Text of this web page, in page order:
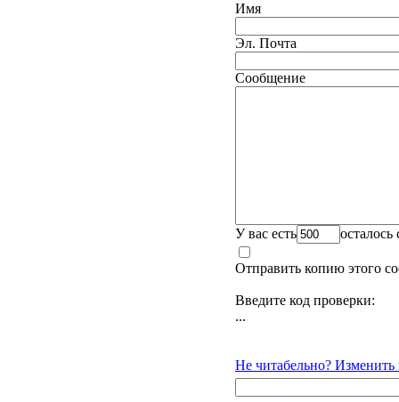
Имя
Эл. Почта
Сообщение
У вас есть
Отправить копию этого
Введите код проверки:
...
Не читабельно? Изменить